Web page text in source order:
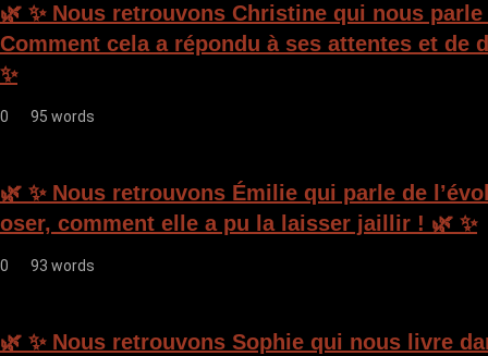
t
i
🌿 ✨ Nous retrouvons Christine qui nous
Comment cela a répondu à ses attentes et
✨
0 95 words
🌿 ✨ Nous retrouvons Émilie qui parle de
oser, comment elle a pu la laisser jaillir ! 🌿 ✨
0 93 words
🌿 ✨ Nous retrouvons Sophie qui nous livre